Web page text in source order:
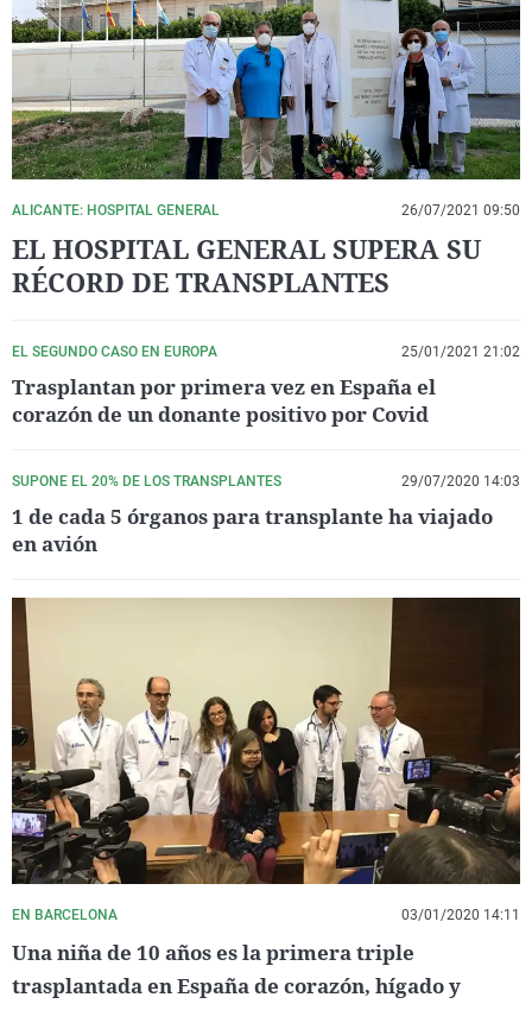
La rosa de los vientos
Gente viajera
Como el perro y el
Retornados
Equipo de
Operación Viuda
Extremadura
Galicia
La Rioja
Navarra
País Vasco
Virales
Televisión
Elecciones
ALICANTE: HOSPITAL GENERAL 26/07/2021 09:50
EL HOSPITAL GENERAL SUPERA SU
RÉCORD DE TRANSPLANTES
EL SEGUNDO CASO EN EUROPA 25/01/2021 21:02
Trasplantan por primera vez en España el
corazón de un donante positivo por Covid
SUPONE EL 20% DE LOS TRANSPLANTES 29/07/2020 14:03
1 de cada 5 órganos para transplante ha viajado
en avión
EN BARCELONA 03/01/2020 14:11
Una niña de 10 años es la primera triple
trasplantada en España de corazón, hígado y